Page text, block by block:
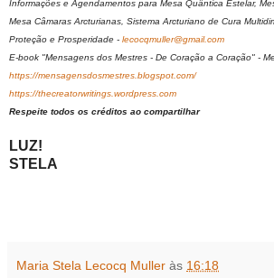
Informações e Agendamentos para Mesa Quântica Estelar,
Mesa Câmaras Arcturianas, Sistema Arcturiano de Cura
Proteção e Prosperidade - lecocqmuller@gmail.com
E-book "Mensagens dos Mestres - De Coração a Coração" -
https://mensagensdosmestres.blogspot.com/
https://thecreatorwritings.wordpress.com
Respeite todos os créditos ao compartilhar
LUZ!
STELA
Maria Stela Lecocq Muller às 16:18